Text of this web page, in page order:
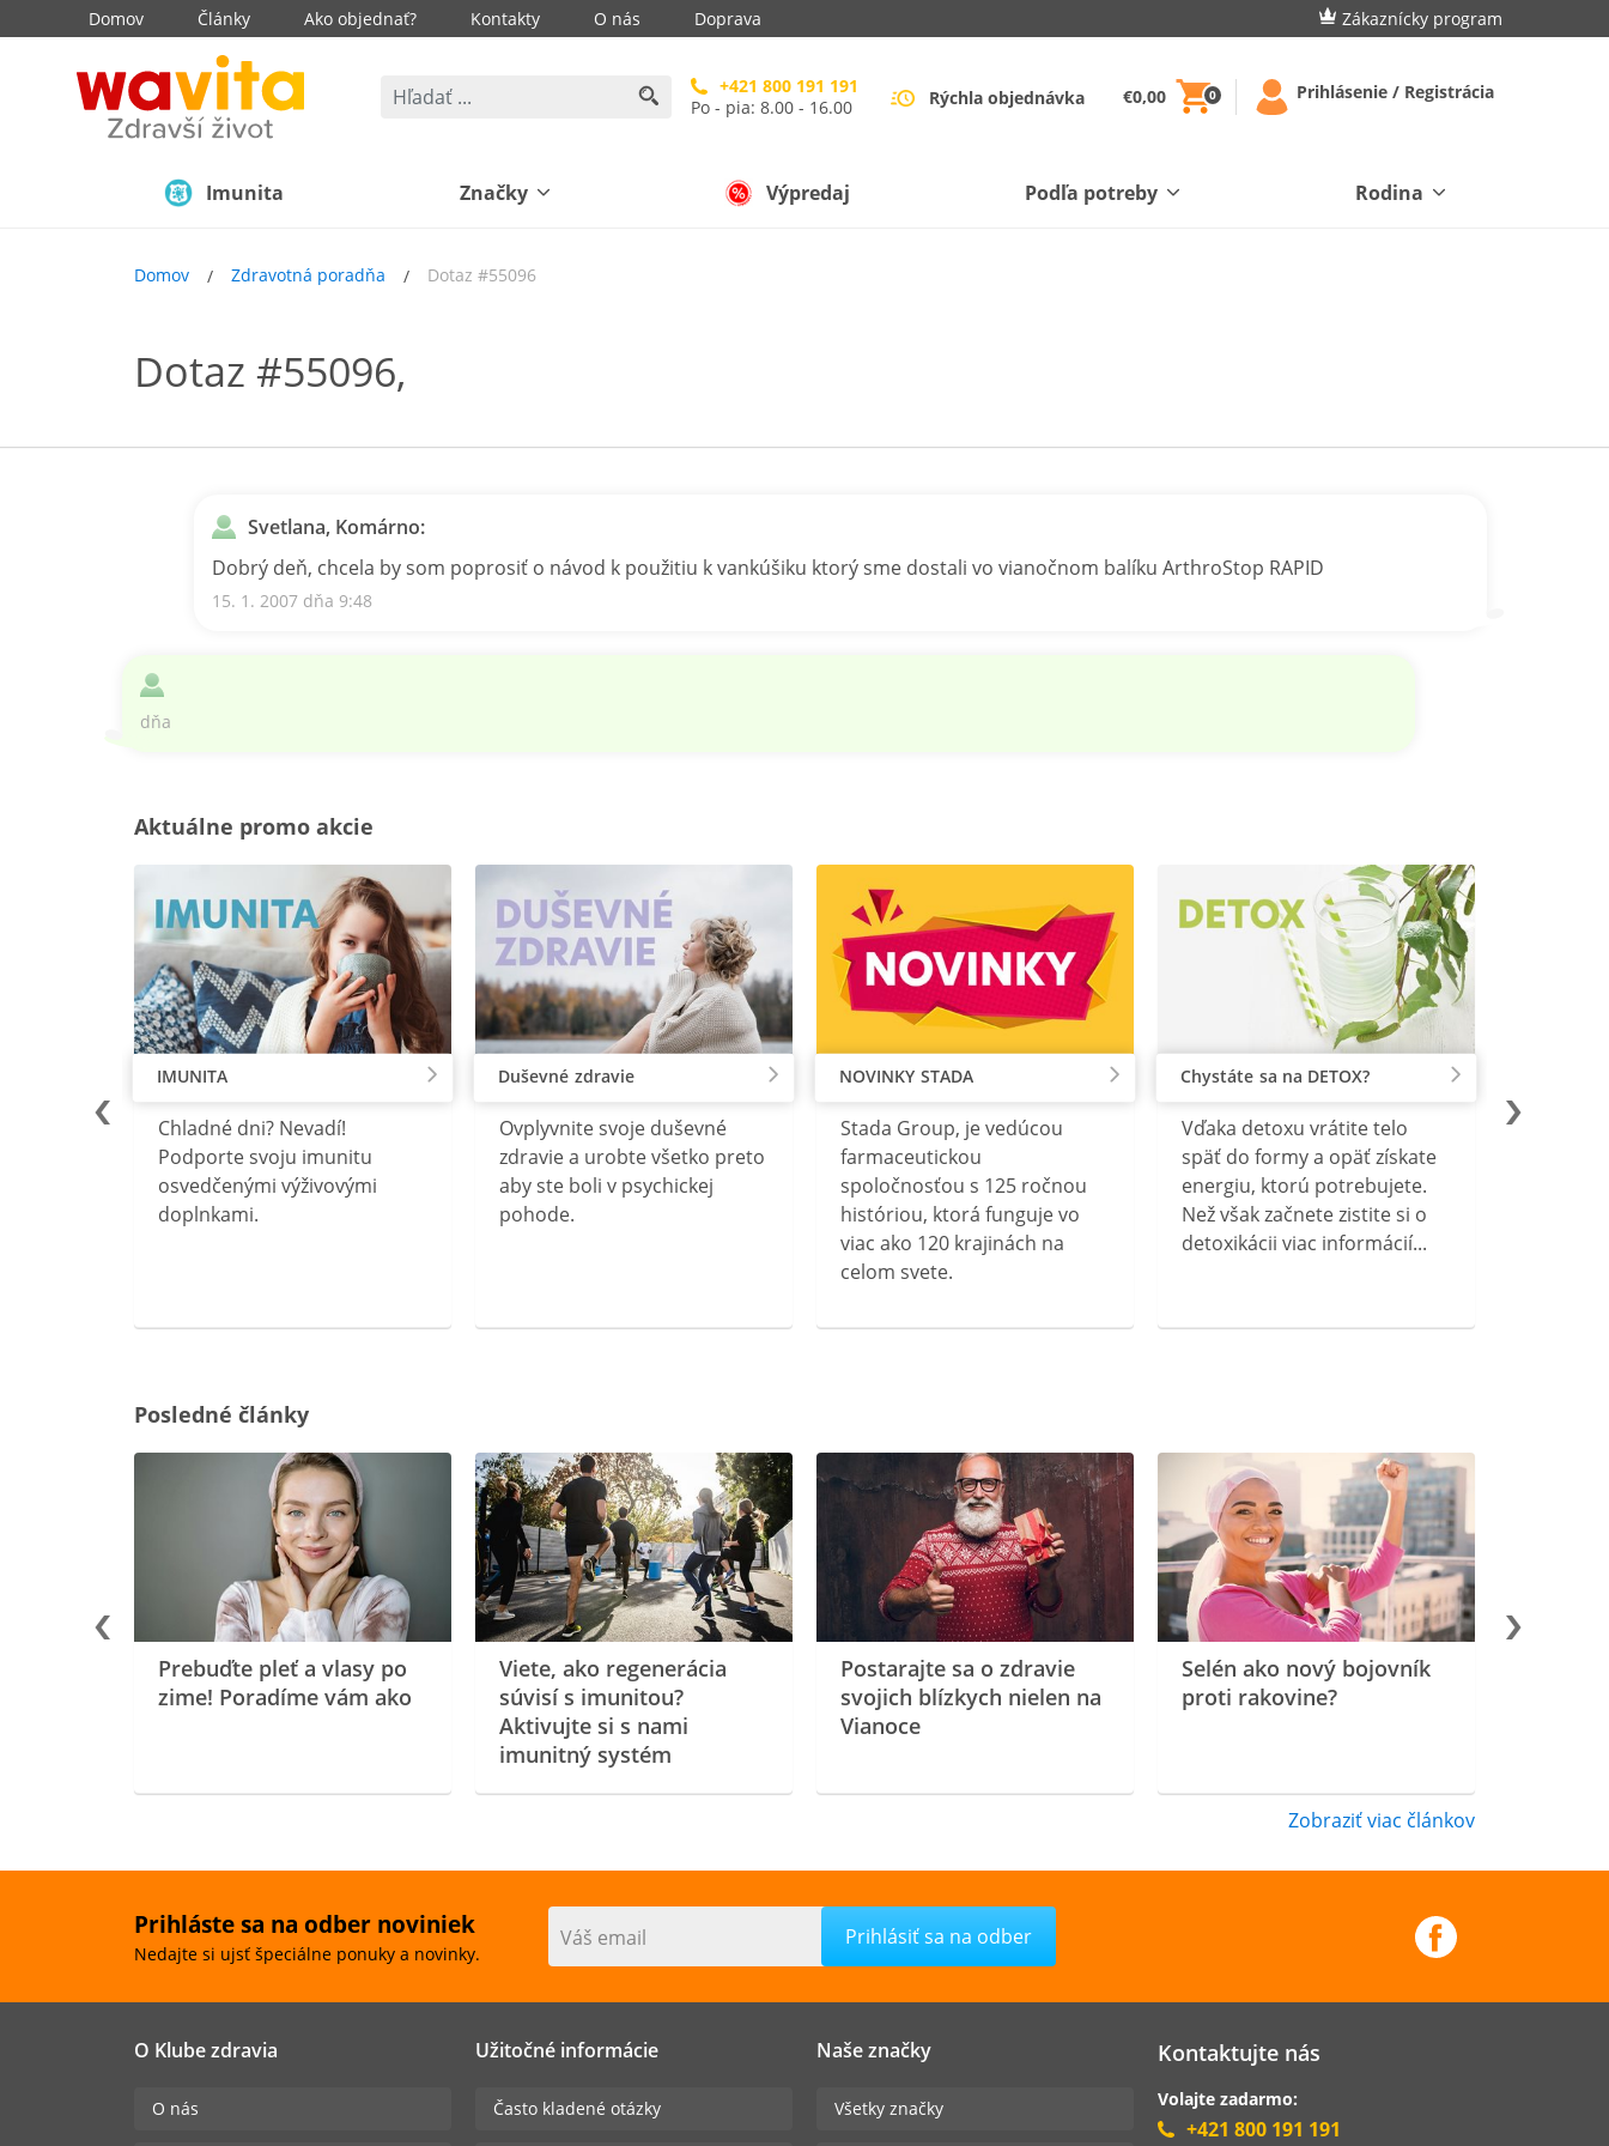
Domov Články Ako objednať? Kontakty O nás Doprava Zákaznícky program
+421 800 191 191
Po - pia: 8.00 - 16.00
Rýchla objednávka €0,00 0 Prihlásenie / Registrácia
Imunita Značky Výpredaj Podľa potreby Rodina
Domov Zdravotná poradňa Dotaz #55096
Dotaz #55096,
Svetlana, Komárno:
Dobrý deň, chcela by som poprosiť o návod k použitiu k vankúšiku ktorý sme dostali vo vianočnom balíku ArthroStop RAPID
15. 1. 2007 dňa 9:48
dňa
Aktuálne promo akcie
IMUNITA
Chladné dni? Nevadí!
Podporte svoju imunitu
osvedčenými výživovými
doplnkami.
Duševné zdravie
Ovplyvnite svoje duševné
zdravie a urobte všetko preto
aby ste boli v psychickej
pohode.
NOVINKY STADA
Stada Group, je vedúcou
farmaceutickou
spoločnosťou s 125 ročnou
históriou, ktorá funguje vo
viac ako 120 krajinách na
celom svete.
Chystáte sa na DETOX?
Vďaka detoxu vrátite telo
späť do formy a opäť získate
energiu, ktorú potrebujete.
Než však začnete zistite si o
detoxikácii viac informácií...
Posledné články
Prebuďte pleť a vlasy po
zime! Poradíme vám ako
Viete, ako regenerácia
súvisí s imunitou?
Aktivujte si s nami
imunitný systém
Postarajte sa o zdravie
svojich blízkych nielen na
Vianoce
Selén ako nový bojovník
proti rakovine?
Zobraziť viac článkov
Prihláste sa na odber noviniek
Nedajte si ujsť špeciálne ponuky a novinky.
Váš email
O Klube zdravia
O nás
Užitočné informácie
Často kladené otázky
Naše značky
Všetky značky
Kontaktujte nás
Volajte zadarmo:
+421 800 191 191